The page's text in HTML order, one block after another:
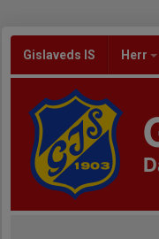
Gislaveds IS Herr